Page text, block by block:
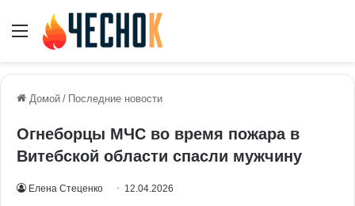
Меню
Домой / Последние новости
Огнеборцы МЧС во время пожара в
Витебской области спасли мужчину
Елена Стеценко 12.04.2026